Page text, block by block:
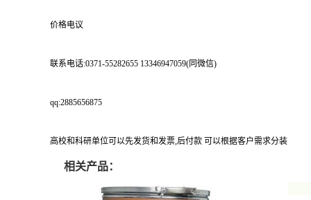
价格电议
联系电话:0371-55282655 13346947059(同微信)
qq:2885656875
高校和科研单位可以先发货和发票,后付款 可以根据客户需求分装
相关产品：